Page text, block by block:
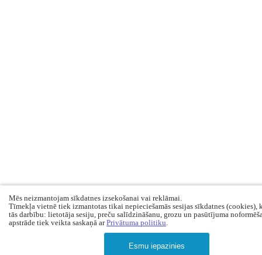
Mēs neizmantojam sīkdatnes izsekošanai vai reklāmai.
Tīmekļa vietnē tiek izmantotas tikai nepieciešamās sesijas sīkdatnes (cookies),
tās darbību: lietotāja sesiju, preču salīdzināšanu, grozu un pasūtījuma
apstrāde tiek veikta saskaņā arPrivātuma politiku.
Esmu iepazinies